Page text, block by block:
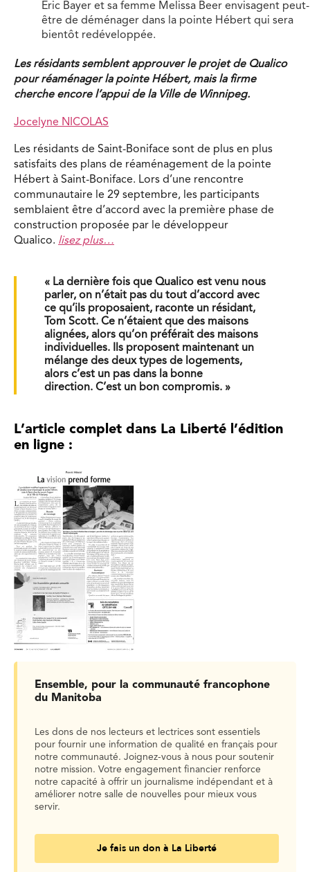
Eric Bayer et sa femme Melissa Beer envisagent peut-
être de déménager dans la pointe Hébert qui sera
bientôt redéveloppée.
Les résidants semblent approuver le projet de Qualico
pour réaménager la pointe Hébert, mais la firme
cherche encore l’appui de la Ville de Winnipeg.
Jocelyne NICOLAS
Les résidants de Saint-Boniface sont de plus en plus
satisfaits des plans de réaménagement de la pointe
Hébert à Saint-Boniface. Lors d’une rencontre
communautaire le 29 septembre, les participants
semblaient être d’accord avec la première phase de
construction proposée par le développeur
Qualico. lisez plus…
« La dernière fois que Qualico est venu nous
parler, on n’était pas du tout d’accord avec
ce qu’ils proposaient, raconte un résidant,
Tom Scott. Ce n’étaient que des maisons
alignées, alors qu’on préférait des maisons
individuelles. Ils proposent maintenant un
mélange des deux types de logements,
alors c’est un pas dans la bonne
direction. C’est un bon compromis. »
L’article complet dans La Liberté l’édition
en ligne :
Ensemble, pour la communauté francophone
du Manitoba
Les dons de nos lecteurs et lectrices sont essentiels
pour fournir une information de qualité en français pour
notre communauté. Joignez-vous à nous pour soutenir
notre mission. Votre engagement financier renforce
notre capacité à offrir un journalisme indépendant et à
améliorer notre salle de nouvelles pour mieux vous
servir.
Je fais un don à La Liberté